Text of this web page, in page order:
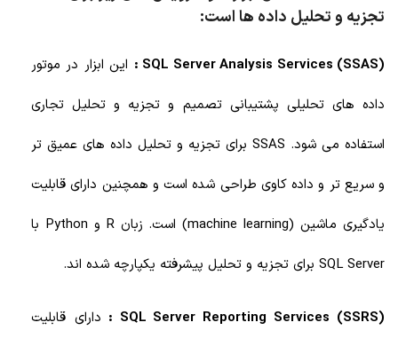
تجزیه و تحلیل داده ها است:
SQL Server Analysis Services (SSAS) :
این ابزار در موتور
داده های تحلیلی پشتیبانی تصمیم و تجزیه و تحلیل تجاری
استفاده می شود. SSAS برای تجزیه و تحلیل داده های عمیق تر
و سریع تر و داده کاوی طراحی شده است و همچنین دارای قابلیت
یادگیری ماشین (machine learning) است. زبان R و Python با
SQL Server برای تجزیه و تحلیل پیشرفته یکپارچه شده اند.
SQL Server Reporting Services (SSRS) :
دارای قابلیت